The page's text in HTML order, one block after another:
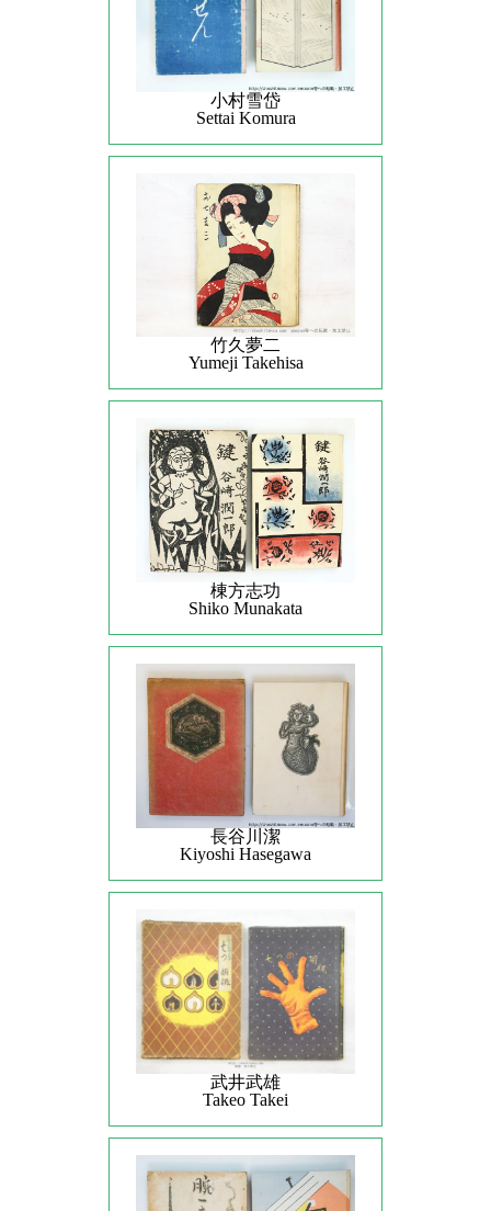
小村雪岱
Settai Komura
竹久夢二
Yumeji Takehisa
棟方志功
Shiko Munakata
長谷川潔
Kiyoshi Hasegawa
武井武雄
Takeo Takei